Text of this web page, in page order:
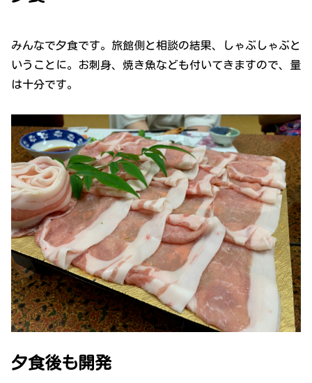
みんなで夕食です。旅館側と相談の結果、しゃぶしゃぶと
いうことに。お刺身、焼き魚なども付いてきますので、量
は十分です。
夕食後も開発